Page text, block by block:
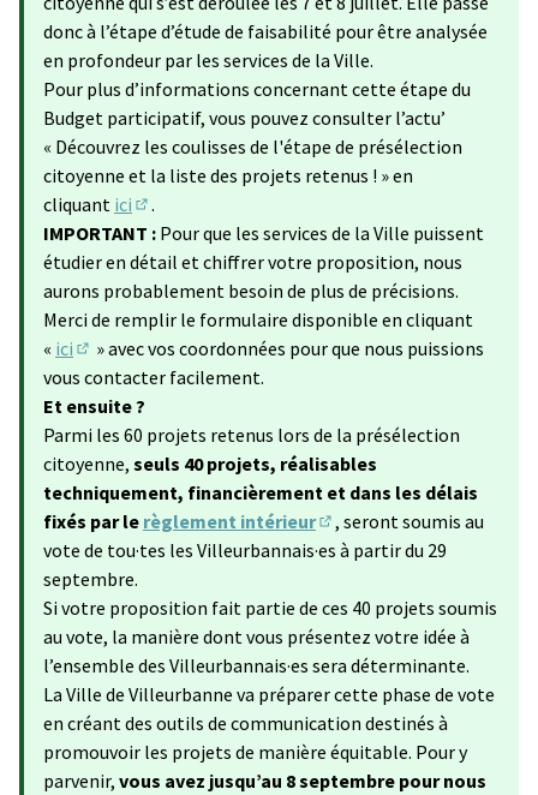
donc à l’étape d’étude de faisabilité pour être analysée
en profondeur par les services de la Ville.
Pour plus d’informations concernant cette étape du
Budget participatif, vous pouvez consulter l’actu’
« Découvrez les coulisses de l'étape de présélection
citoyenne et la liste des projets retenus ! » en
cliquant ici
(S'ouvre dans un nouvel onglet)
.
IMPORTANT : Pour que les services de la Ville puissent
étudier en détail et chiffrer votre proposition, nous
aurons probablement besoin de plus de précisions.
Merci de remplir le formulaire disponible en cliquant
« ici
(Lien externe)
» avec vos coordonnées pour que nous puissions
vous contacter facilement.
Et ensuite ?
Parmi les 60 projets retenus lors de la présélection
citoyenne, seuls 40 projets, réalisables
techniquement, financièrement et dans les délais
fixés par le règlement intérieur
(Lien externe)
, seront soumis au
vote de tou·tes les Villeurbannais·es à partir du 29
septembre.
Si votre proposition fait partie de ces 40 projets soumis
au vote, la manière dont vous présentez votre idée à
l’ensemble des Villeurbannais·es sera déterminante.
La Ville de Villeurbanne va préparer cette phase de vote
en créant des outils de communication destinés à
promouvoir les projets de manière équitable. Pour y
parvenir, vous avez jusqu’au 8 septembre pour nous